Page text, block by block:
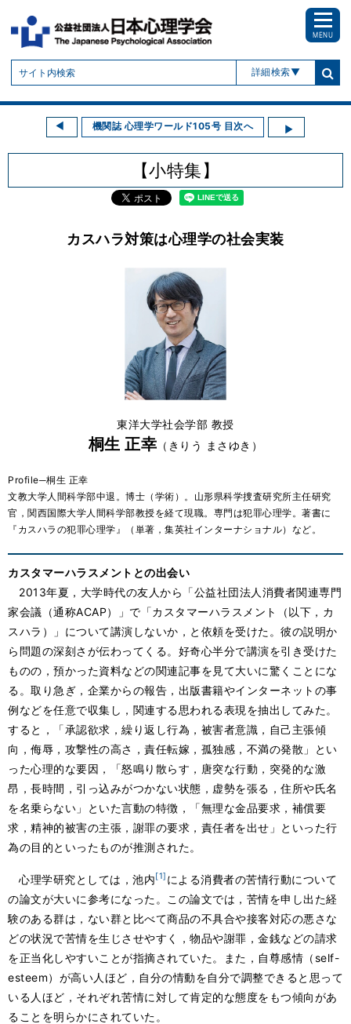
詳細検索
MENU
機関誌 心理学ワールド105号 目次へ
【小特集】
カスハラ対策は心理学の社会実装
東洋大学社会学部 教授
桐生 正幸 （きりう まさゆき）
Profile─桐生 正幸
文教大学人間科学部中退。博士（学術）。山形県科学捜査研究所主任研究
官，関西国際大学人間科学部教授を経て現職。専門は犯罪心理学。著書に
『カスハラの犯罪心理学』（単著，集英社インターナショナル）など。
カスタマーハラスメントとの出会い
2013年夏，大学時代の友人から「公益社団法人消費者関連専門
家会議（通称ACAP）」で「カスタマーハラスメント（以下，カ
スハラ）」について講演しないか，と依頼を受けた。彼の説明か
ら問題の深刻さが伝わってくる。好奇心半分で講演を引き受けた
ものの，預かった資料などの関連記事を見て大いに驚くことにな
る。取り急ぎ，企業からの報告，出版書籍やインターネットの事
例などを任意で収集し，関連する思われる表現を抽出してみた。
すると，「承認欲求，繰り返し行為，被害者意識，自己主張傾
向，侮辱，攻撃性の高さ，責任転嫁，孤独感，不満の発散」とい
った心理的な要因，「怒鳴り散らす，唐突な行動，突発的な激
昂，長時間，引っ込みがつかない状態，虚勢を張る，住所や氏名
を名乗らない」といた言動の特徴，「無理な金品要求，補償要
求，精神的被害の主張，謝罪の要求，責任者を出せ」といった行
為の目的といったものが推測された。
心理学研究としては，池内 [1] による消費者の苦情行動について
の論文が大いに参考になった。この論文では，苦情を申し出た経
験のある群は，ない群と比べて商品の不具合や接客対応の悪さな
どの状況で苦情を生じさせやすく，物品や謝罪，金銭などの請求
を正当化しやすいことが指摘されていた。また，自尊感情（self-
esteem）が高い人ほど，自分の情動を自分で調整できると思って
いる人ほど，それぞれ苦情に対して肯定的な態度をもつ傾向があ
ることを明らかにされていた。